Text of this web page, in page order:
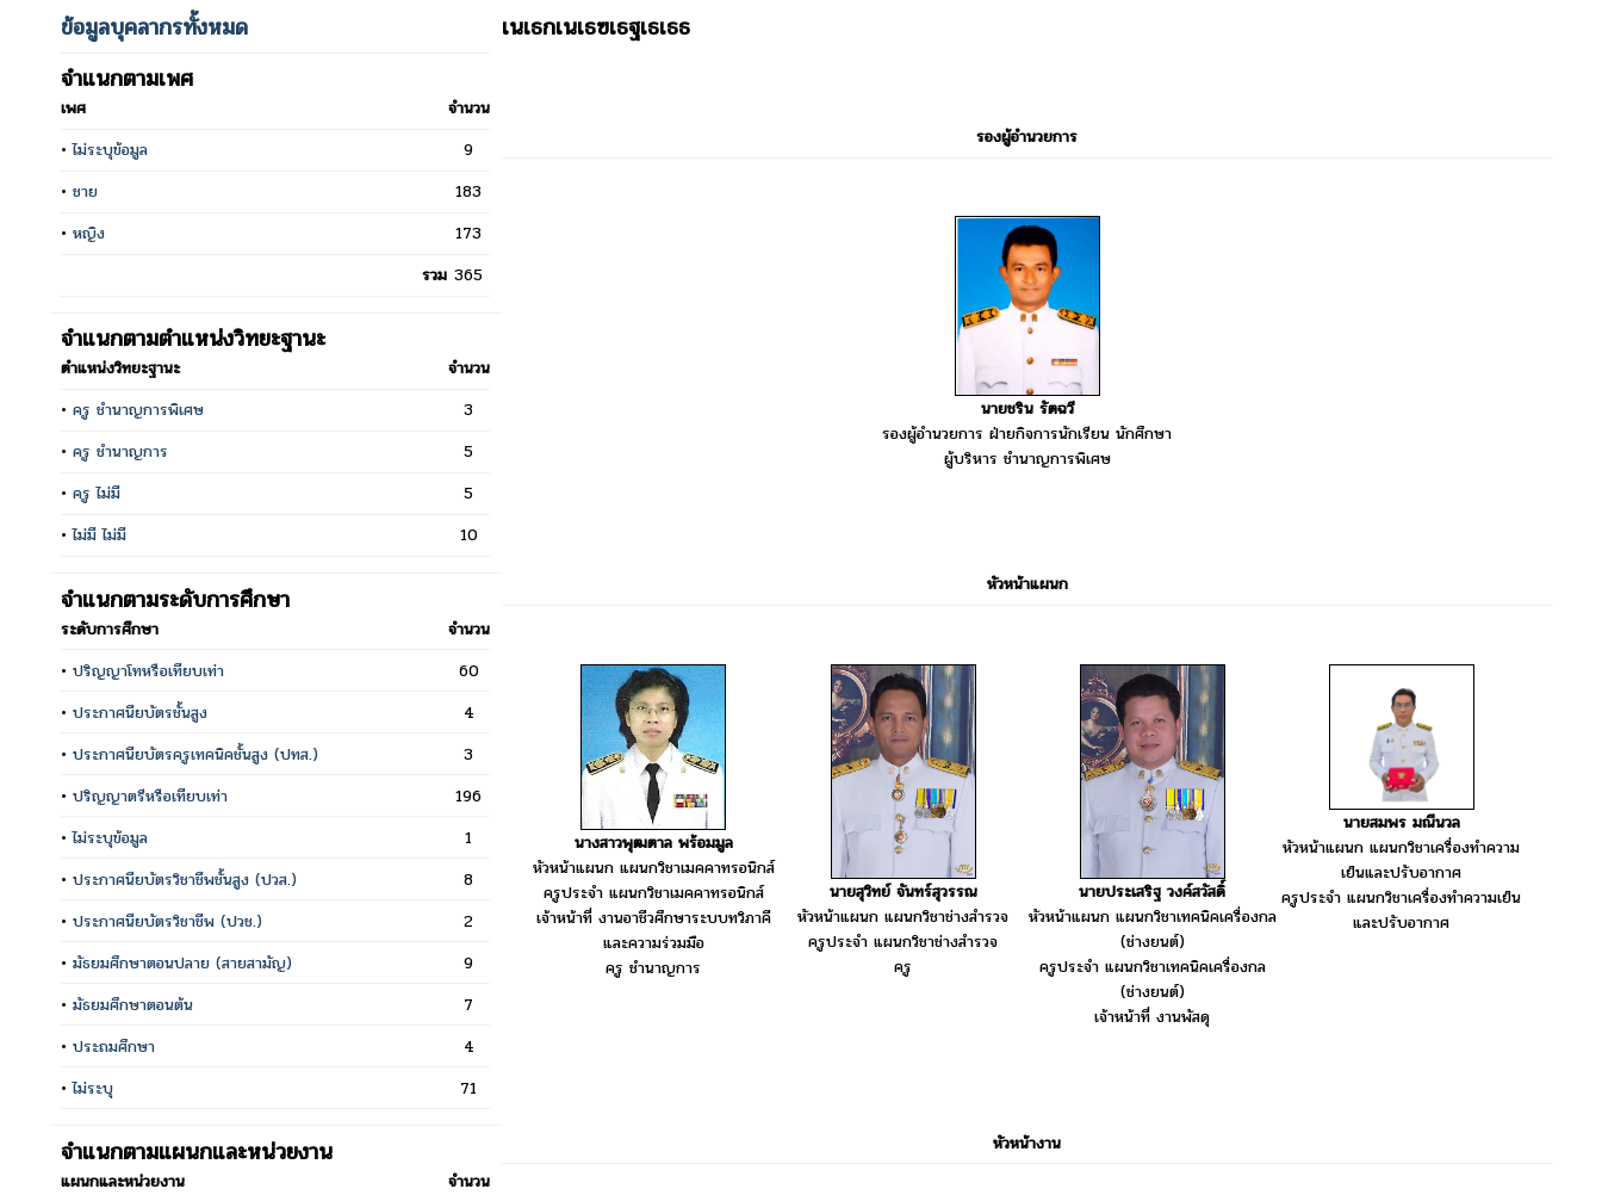
ข้อมูลบุคลากรทั้งหมด
จำแนกตามเพศ
เพศ
จำนวน
•ไม่ระบุข้อมูล
9
• ชาย
183
• หญิง
173
รวม 365
จำแนกตามตำแหน่งวิทยะฐานะ
ตำแหน่งวิทยะฐานะ
จำนวน
• ครู ชำนาญการพิเศษ
3
• ครู ชำนาญการ
5
• ครู ไม่มี
5
•ไม่มี ไม่มี 10
จำแนกตามระดับการศึกษา
ระดับการศึกษา
จำนวน
• ปริญญาโทหรือเทียบเท่า
60
• ประกาศนียบัตรชั้นสูง
4
• ประกาศนียบัตรครูเทคนิคชั้นสูง (ปทส.)
3
• ปริญญาตรีหรือเทียบเท่า
196
•ไม่ระบุข้อมูล
1
• ประกาศนียบัตรวิชาชีพชั้นสูง (ปวส.)
8
• ประกาศนียบัตรวิชาชีพ (ปวช.)
2
• มัธยมศึกษาตอนปลาย (สายสามัญ)
9
• มัธยมศึกษาตอนต้น
7
• ประถมศึกษา
4
•ไม่ระบุ 71
จำแนกตามแผนกและหน่วยงาน
แผนกและหน่วยงาน
จำนวน
เนเธกเนเธฃเธฐเธเธธ
รองผู้อำนวยการ
นายชริน รัตฉวี
รองผู้อำนวยการ ฝ่ายกิจการนักเรียน นักศึกษา
ผู้บริหาร ชำนาญการพิเศษ
หัวหน้าแผนก
นางสาวพุฒตาล พร้อมมูล
หัวหน้าแผนก แผนกวิชาเมคคาทรอนิกส์
ครูประจำ แผนกวิชาเมคคาทรอนิกส์
เจ้าหน้าที่ งานอาชีวศึกษาระบบทวิภาคี
และความร่วมมือ
ครู ชำนาญการ
นายสุวิทย์ จันทร์สุวรรณ
หัวหน้าแผนก แผนกวิชาช่างสำรวจ
ครูประจำ แผนกวิชาช่างสำรวจ
ครู
นายประเสริฐ วงค์สวัสดิ์
หัวหน้าแผนก แผนกวิชาเทคนิคเครื่องกล
(ช่างยนต์)
ครูประจำ แผนกวิชาเทคนิคเครื่องกล
(ช่างยนต์)
เจ้าหน้าที่ งานพัสดุ
นายสมพร มณีนวล
หัวหน้าแผนก แผนกวิชาเครื่องทำความ
เย็นและปรับอากาศ
ครูประจำ แผนกวิชาเครื่องทำความเย็น
และปรับอากาศ
หัวหน้างาน